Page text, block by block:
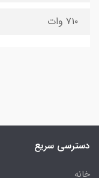
۷۱۰ وات
دسترسی سریع
خانه